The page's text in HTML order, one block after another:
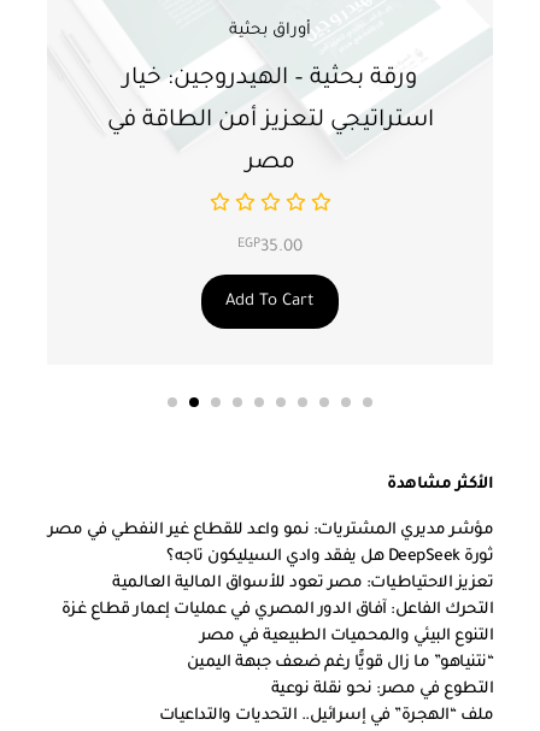
أوراق بحثية
ورقة بحثية – الهيدروجين: خيار
استراتيجي لتعزيز أمن الطاقة في
مصر
EGP35.00
Add To Cart
الأكثر مشاهدة
مؤشر مديري المشتريات: نمو واعد للقطاع غير النفطي في مصر
ثورة DeepSeek هل يفقد وادي السيليكون تاجه؟
تعزيز الاحتياطيات: مصر تعود للأسواق المالية العالمية
التحرك الفاعل: آفاق الدور المصري في عمليات إعمار قطاع غزة
التنوع البيئي والمحميات الطبيعية في مصر
“نتنياهو” ما زال قويًّا رغم ضعف جبهة اليمين
التطوع في مصر: نحو نقلة نوعية
ملف “الهجرة” في إسرائيل.. التحديات والتداعيات